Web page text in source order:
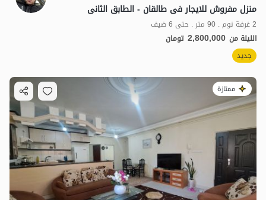
منزل مفروش للایجار فی طالقان - الطابق الثانی
2 غرفة نوم . 90 متر . حتى 6 ضيف
الليلة من 2,800,000 تومان
جديد
ممتازة